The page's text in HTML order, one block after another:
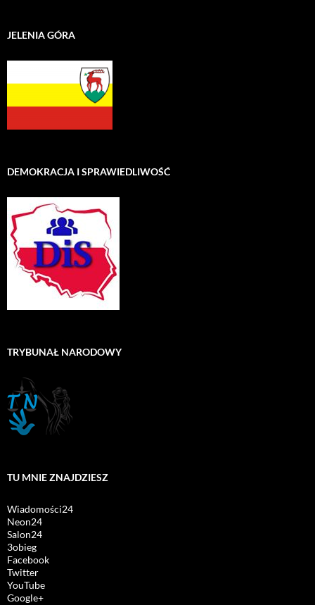
JELENIA GÓRA
DEMOKRACJA I SPRAWIEDLIWOŚĆ
TRYBUNAŁ NARODOWY
TU MNIE ZNAJDZIESZ
Wiadomości24
Neon24
Salon24
3obieg
Facebook
Twitter
YouTube
Google+